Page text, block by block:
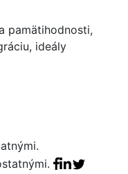
pamätihodnosti,
ideály
Facebook
Linkedin
Tweet